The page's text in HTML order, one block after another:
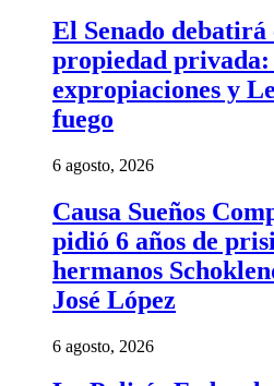
El Senado debatirá
propiedad privada:
expropiaciones y
fuego
6 agosto, 2026
Causa Sueños
pidió 6 años de
hermanos
José López
6 agosto, 2026